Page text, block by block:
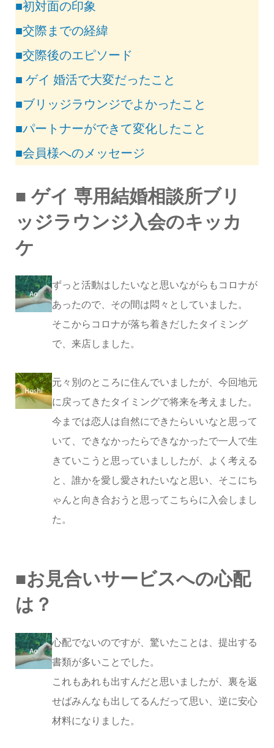
■初対面の印象
■交際までの経緯
■交際後のエピソード
■ ゲイ 婚活で大変だったこと
■ブリッジラウンジでよかったこと
■パートナーができて変化したこと
■会員様へのメッセージ
■ ゲイ 専用結婚相談所ブリ
ッジラウンジ入会のキッカ
ケ
ずっと活動はしたいなと思いながらもコロナが
あったので、その間は悶々としていました。
そこからコロナが落ち着きだしたタイミング
で、来店しました。
元々別のところに住んでいましたが、今回地元
に戻ってきたタイミングで将来を考えました。
今までは恋人は自然にできたらいいなと思って
いて、できなかったらできなかったで一人で生
きていこうと思っていまししたが、よく考える
と、誰かを愛し愛されたいなと思い、そこにち
ゃんと向き合おうと思ってこちらに入会しまし
た。
■お見合いサービスへの心配
は？
心配でないのですが、驚いたことは、提出する
書類が多いことでした。
これもあれも出すんだと思いましたが、裏を返
せばみんなも出してるんだって思い、逆に安心
材料になりました。